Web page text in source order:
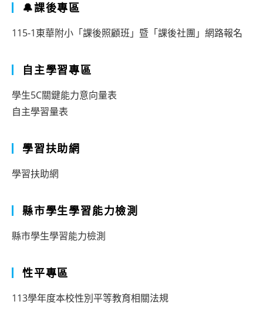
🔔課後專區
115-1東華附小「課後照顧班」暨「課後社團」網路報名
自主學習專區
學生5C關鍵能力意向量表
自主學習量表
學習扶助網
學習扶助網
縣市學生學習能力檢測
縣市學生學習能力檢測
性平專區
113學年度本校性別平等教育相關法規